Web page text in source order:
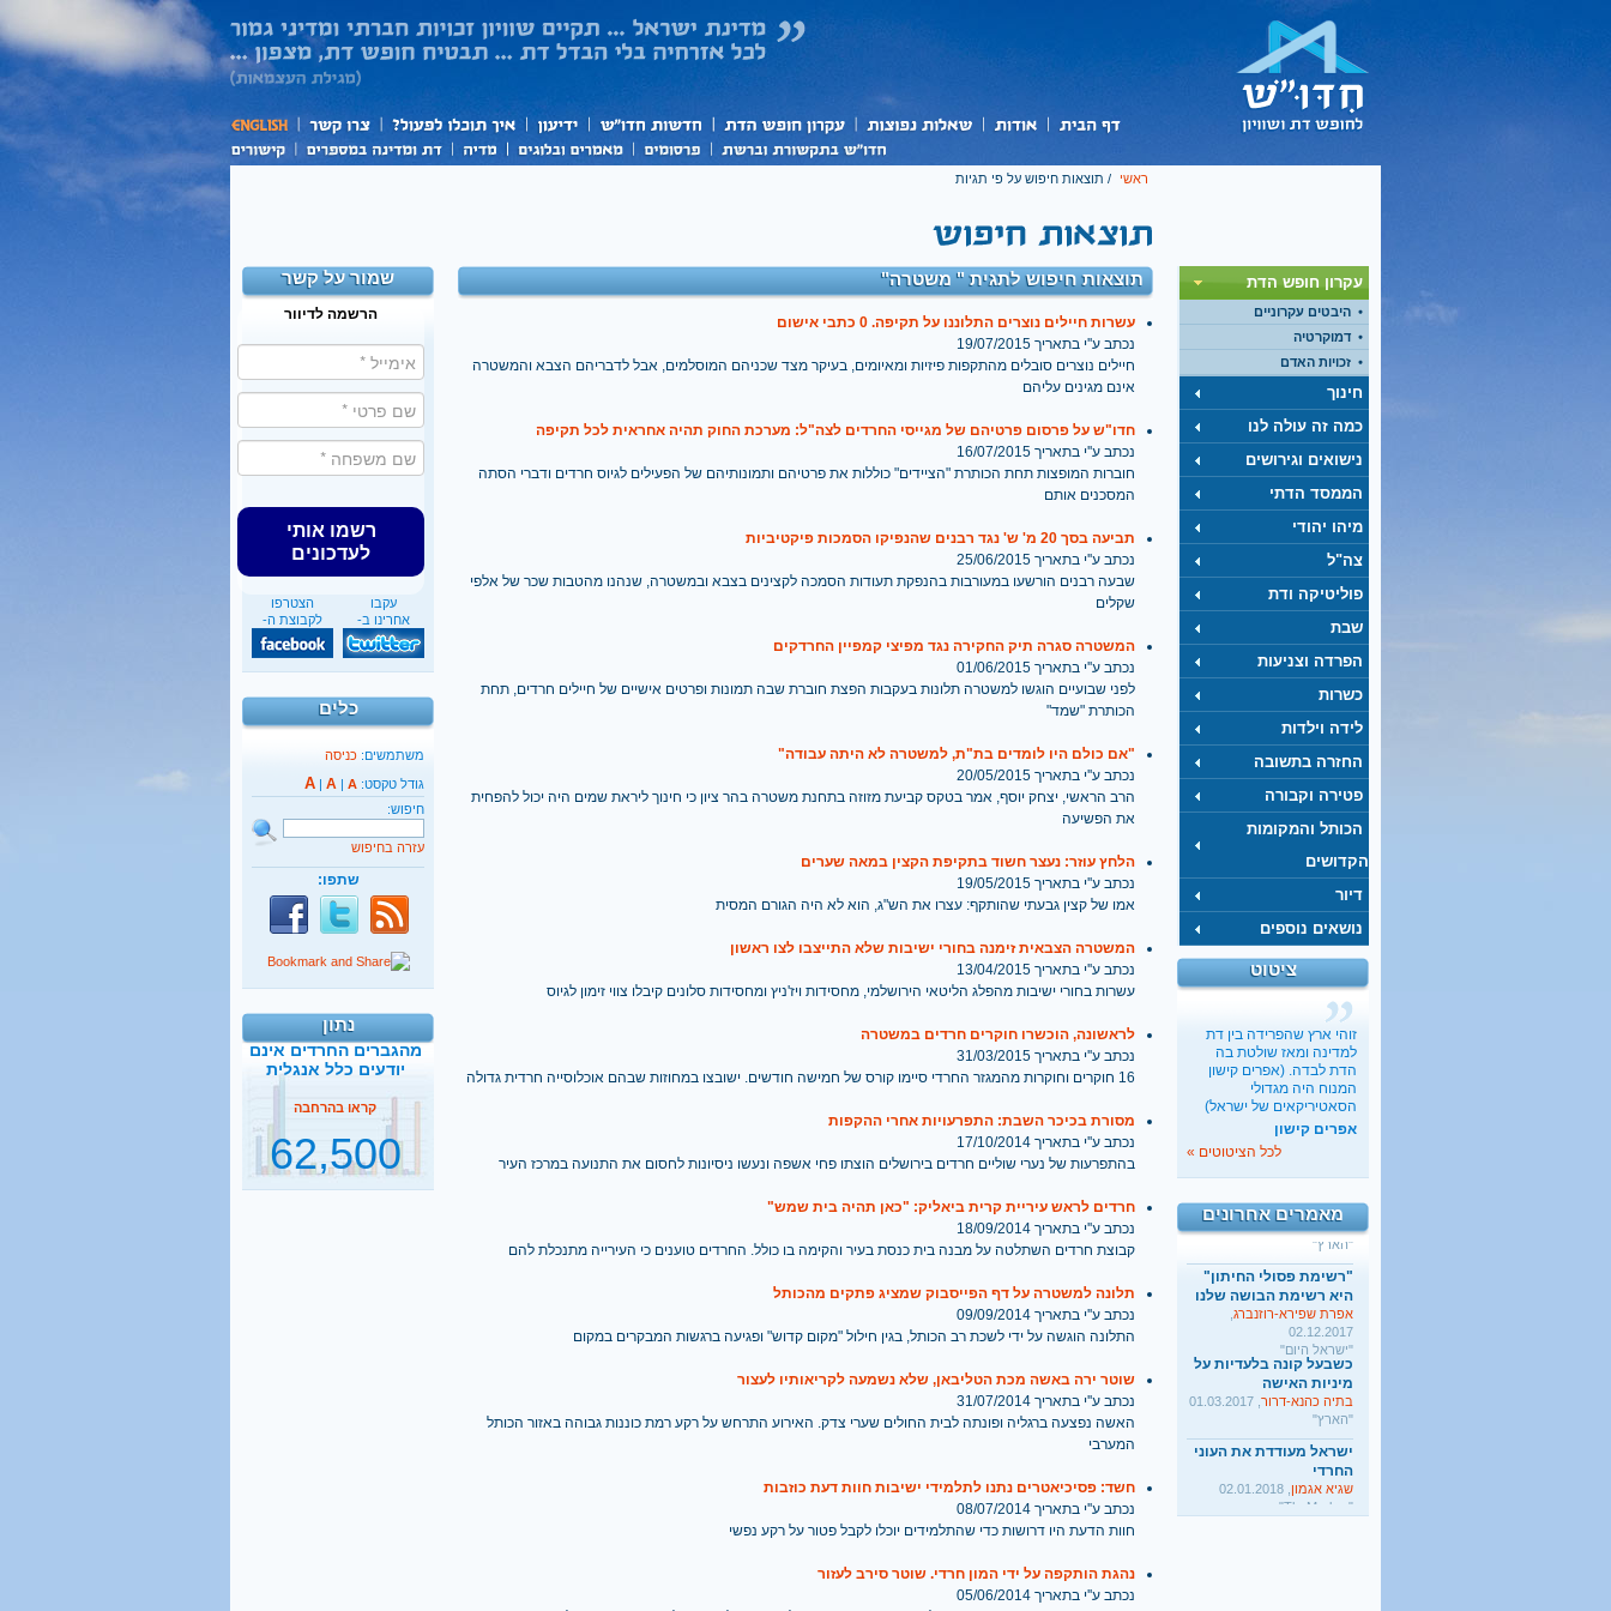
ראשי / תוצאות חיפוש על פי תגיות
שמור על קשר
הרשמה לדיוור
רשמו אותי
לעדכונים
הצטרפו
לקבוצת ה-
עקבו
אחרינו ב-
כלים
משתמשים: כניסה
גודל טקסט:
A | A | A
חיפוש:
עזרה בחיפוש
שתפו:
נתון
40%
מהגברים החרדים אינם
יודעים כלל אנגלית
קראו בהרחבה
62,500
תלמידי ישיבות בהסדר
דחיית השירות
קראו בהרחבה
עקרון חופש הדת
היבטים עקרוניים
דמוקרטיה
זכויות האדם
חינוך
כמה זה עולה לנו
נישואים וגירושים
הממסד הדתי
מיהו יהודי
צה"ל
פוליטיקה ודת
שבת
הפרדה וצניעות
כשרות
לידה וילדות
החזרה בתשובה
פטירה וקבורה
הכותל והמקומות
הקדושים
דיור
נושאים נוספים
ציטוט
זוהי ארץ שהפרידה בין דת
למדינה ומאז שולטת בה
הדת לבדה. (אפרים קישון
המנוח היה מגדולי
הסאטיריקאים של ישראל)
אפרים קישון
לכל הציטוטים »
מאמרים אחרונים
כשבעל קונה בלעדיות על
מיניות האישה
בתיה כהנא-דרור
"הארץ"
ישראל מעודדת את העוני
החרדי
שגיא אגמון, 02.01.2018
"TheMarker"
הבא מאבק דת
גלעד קריב, 09.01.2018
"הארץ"
"רשימת פסולי החיתון"
היא רשימת הבושה שלנו
"ישראל היום"
כשבעל קונה בלעדיות על
מיניות האישה
בתיה כהנא-דרור
ישראל מעודדת את העוני
החרדי
היו שלום מרכולים. ברוך
תוצאות חיפוש לתגית " משטרה"
עשרות חיילים נוצרים התלוננו על תקיפה. 0 כתבי אישום
נכתב ע''י בתאריך 19/07/2015
חיילים נוצרים סובלים מהתקפות פיזיות ומאיומים, בעיקר מצד שכניהם המוסלמים, אבל לדבריהם הצבא והמשטרה
אינם מגינים עליהם
חדו"ש על פרסום פרטיהם של מגייסי החרדים לצה"ל: מערכת החוק תהיה אחראית לכל תקיפה
נכתב ע''י בתאריך 16/07/2015
חוברות המופצות תחת הכותרת "הציידים" כוללות את פרטיהם ותמונותיהם של הפעילים לגיוס חרדים ודברי הסתה
המסכנים אותם
תביעה בסך 20 מ' ש' נגד רבנים שהנפיקו הסמכות פיקטיביות
נכתב ע''י בתאריך 25/06/2015
שבעה רבנים הורשעו במעורבות בהנפקת תעודות הסמכה לקצינים בצבא ובמשטרה, שנהנו מהטבות שכר של אלפי
שקלים
המשטרה סגרה תיק החקירה נגד מפיצי קמפיין החרדקים
נכתב ע''י בתאריך 01/06/2015
לפני שבועיים הוגשו למשטרה תלונות בעקבות הפצת חוברת שבה תמונות ופרטים אישיים של חיילים חרדים, תחת
הכותרת "שמד"
"אם כולם היו לומדים בת"ת, למשטרה לא היתה עבודה"
נכתב ע''י בתאריך 20/05/2015
הרב הראשי, יצחק יוסף, אמר בטקס קביעת מזוזה בתחנת משטרה בהר ציון כי חינוך ליראת שמים היה יכול להפחית
את הפשיעה
הלחץ עוזר: נעצר חשוד בתקיפת הקצין במאה שערים
נכתב ע''י בתאריך 19/05/2015
אמו של קצין גבעתי שהותקף: עצרו את הש"ג, הוא לא היה הגורם המסית
המשטרה הצבאית זימנה בחורי ישיבות שלא התייצבו לצו ראשון
נכתב ע''י בתאריך 13/04/2015
עשרות בחורי ישיבות מהפלג הליטאי הירושלמי, מחסידות ויז'ניץ ומחסידות סלונים קיבלו צווי זימון לגיוס
לראשונה, הוכשרו חוקרים חרדים במשטרה
נכתב ע''י בתאריך 31/03/2015
16 חוקרים וחוקרות מהמגזר החרדי סיימו קורס של חמישה חודשים. ישובצו במחוזות שבהם אוכלוסייה חרדית גדולה
מסורת בכיכר השבת: התפרעויות אחרי ההקפות
נכתב ע''י בתאריך 17/10/2014
בהתפרעות של נערי שוליים חרדים בירושלים הוצתו פחי אשפה ונעשו ניסיונות לחסום את התנועה במרכז העיר
חרדים לראש עיריית קרית ביאליק: "כאן תהיה בית שמש"
נכתב ע''י בתאריך 18/09/2014
קבוצת חרדים השתלטה על מבנה בית כנסת בעיר והקימה בו כולל. החרדים טוענים כי העירייה מתנכלת להם
תלונה למשטרה על דף הפייסבוק שמציג פתקים מהכותל
נכתב ע''י בתאריך 09/09/2014
התלונה הוגשה על ידי לשכת רב הכותל, בגין חילול "מקום קדוש" ופגיעה ברגשות המבקרים במקום
שוטר ירה באשה מכת הטליבאן, שלא נשמעה לקריאותיו לעצור
נכתב ע''י בתאריך 31/07/2014
האשה נפצעה ברגליה ופונתה לבית החולים שערי צדק. האירוע התרחש על רקע רמת כוננות גבוהה באזור הכותל
המערבי
חשד: פסיכיאטרים נתנו לתלמידי ישיבות חוות דעת כוזבות
נכתב ע''י בתאריך 08/07/2014
חוות הדעת היו דרושות כדי שהתלמידים יוכלו לקבל פטור על רקע נפשי
נהגת הותקפה על ידי המון חרדי. שוטר סירב לעזור
נכתב ע''י בתאריך 05/06/2014